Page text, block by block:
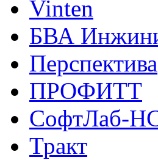
Vinten
БВА
Перспектива
ПРОФИТТ
СофтЛаб-
Тракт